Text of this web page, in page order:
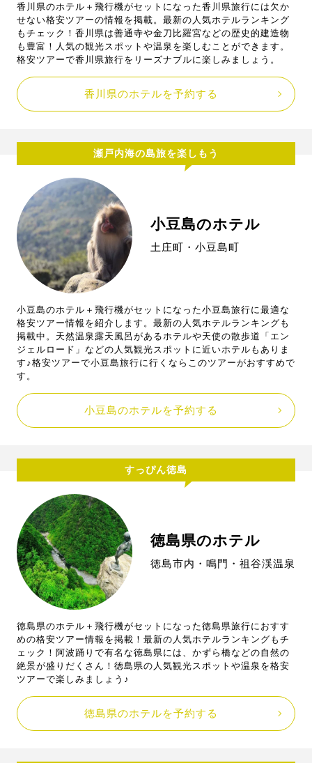
香川県のホテル＋飛行機がセットになった香川県旅行には欠か
せない格安ツアーの情報を掲載。最新の人気ホテルランキング
もチェック！香川県は善通寺や金刀比羅宮などの歴史的建造物
も豊富！人気の観光スポットや温泉を楽しむことができます。
格安ツアーで香川県旅行をリーズナブルに楽しみましょう。
香川県のホテルを予約する
瀬戸内海の島旅を楽しもう
小豆島のホテル
土庄町・小豆島町
小豆島のホテル＋飛行機がセットになった小豆島旅行に最適な
格安ツアー情報を紹介します。最新の人気ホテルランキングも
掲載中。天然温泉露天風呂があるホテルや天使の散歩道「エン
ジェルロード」などの人気観光スポットに近いホテルもありま
す♪格安ツアーで小豆島旅行に行くならこのツアーがおすすめで
す。
小豆島のホテルを予約する
すっぴん徳島
徳島県のホテル
徳島市内・鳴門・祖谷渓温泉
徳島県のホテル＋飛行機がセットになった徳島県旅行におすす
めの格安ツアー情報を掲載！最新の人気ホテルランキングもチ
ェック！阿波踊りで有名な徳島県には、かずら橋などの自然の
絶景が盛りだくさん！徳島県の人気観光スポットや温泉を格安
ツアーで楽しみましょう♪
徳島県のホテルを予約する